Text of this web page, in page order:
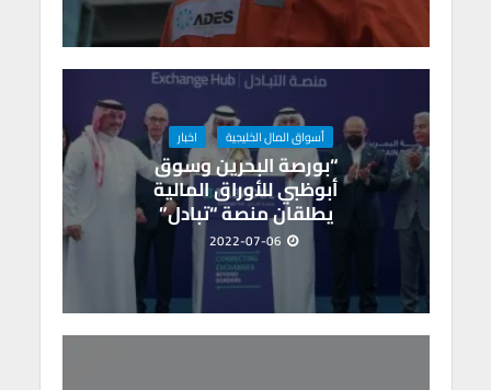
أسواق المال الخليجية اخبار
“بورصة البحرين وسوق
أبوظبي للأوراق المالية
يطلقان منصة “تبادل”
2022-07-06